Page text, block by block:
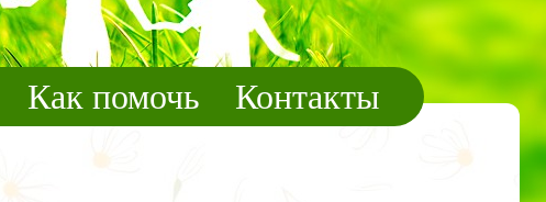
Как помочь Контакты